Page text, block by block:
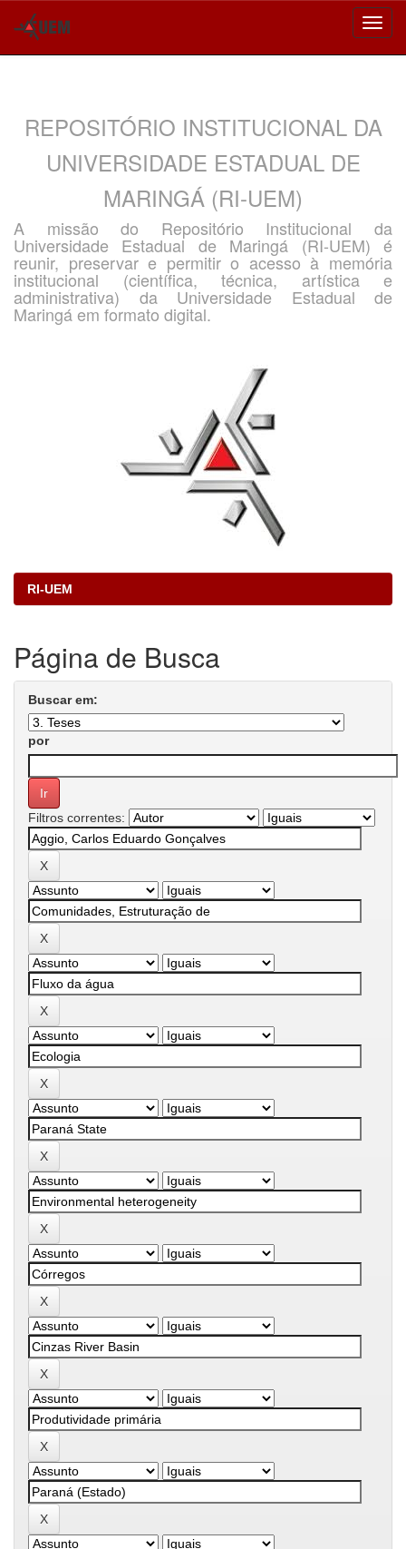
REPOSITÓRIO INSTITUCIONAL DA
UNIVERSIDADE ESTADUAL DE
MARINGÁ (RI-UEM)
A missão do Repositório Institucional da
Universidade Estadual de Maringá (RI-UEM) é
reunir, preservar e permitir o acesso à memória
institucional (científica, técnica, artística e
administrativa) da Universidade Estadual de
Maringá em formato digital.
RI-UEM
Página de Busca
Buscar em:
por
Filtros correntes: